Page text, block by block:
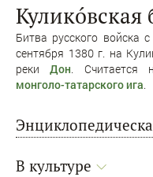
Куликóвская
Битва русского войска
сентября 1380 г. на
рекиДон. Считается
монголо-татарского ига.
В культуре